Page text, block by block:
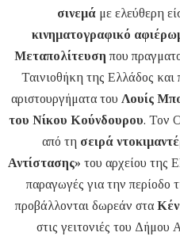
σινεμάμε ελεύθερη
κινηματογραφικό
Μεταπολίτευση που
Ταινιοθήκη της Ελλάδος και
αριστουργήματα του Λουίς
του Νίκου Κούνδουρου. Τον
από τη σειρά
Αντίστασης» του αρχείου της
παραγωγές για την περίοδο
προβάλλονται δωρεάν στα
στις γειτονιές του Δήμου